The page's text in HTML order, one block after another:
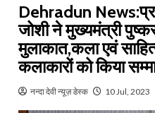
Dehradun
जोशी ने मुख्यमंत्री
मुलाकात,कला एवं
कलाकारों को किया
नन्दा देवी न्यूज़ डेस्क 10 Jul, 2023